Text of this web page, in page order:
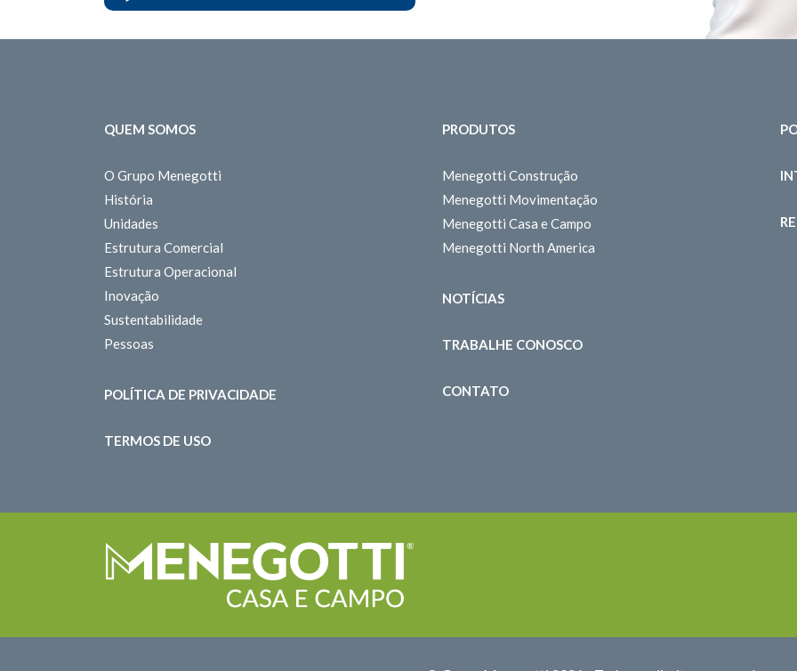
QUEM SOMOS
O Grupo Menegotti
História
Unidades
Estrutura Comercial
Estrutura Operacional
Inovação
Sustentabilidade
Pessoas
POLÍTICA DE PRIVACIDADE
TERMOS DE USO
PRODUTOS
Menegotti Construção
Menegotti Movimentação
Menegotti Casa e Campo
Menegotti North America
NOTÍCIAS
TRABALHE CONOSCO
CONTATO